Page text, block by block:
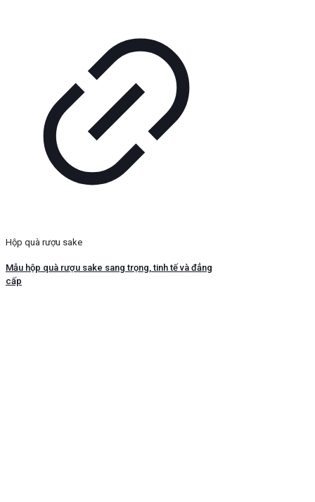
Hộp quà rượu sake
Mẫu hộp quà rượu sake sang trọng, tinh tế và đẳng
cấp